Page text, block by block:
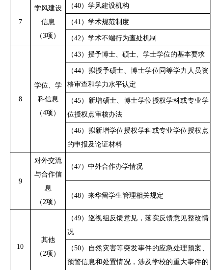
7
学风建设
信息
（3项）
（40）学风建设机构
（41）学术规范制度
（42）学术不端行为查处机制
8
学位、学
科信息
（4项）
（43）授予博士、硕士、学士学位的基本要求
（44）拟授予硕士、博士学位同等学力人员资
格审查和学力水平认定
（45）新增硕士、博士学位授权学科或专业学
位授权点审核办法
（46）拟新增学位授权学科或专业学位授权点
的申报及论证材料
9
对外交流
与合作信
息
（2项）
（47）中外合作办学情况
（48）来华留学生管理相关规定
10
其他
（2项）
（49）巡视组反馈意见，落实反馈意见整改情
况
（50）自然灾害等突发事件的应急处理预案、
预警信息和处置情况，涉及学校的重大事件的